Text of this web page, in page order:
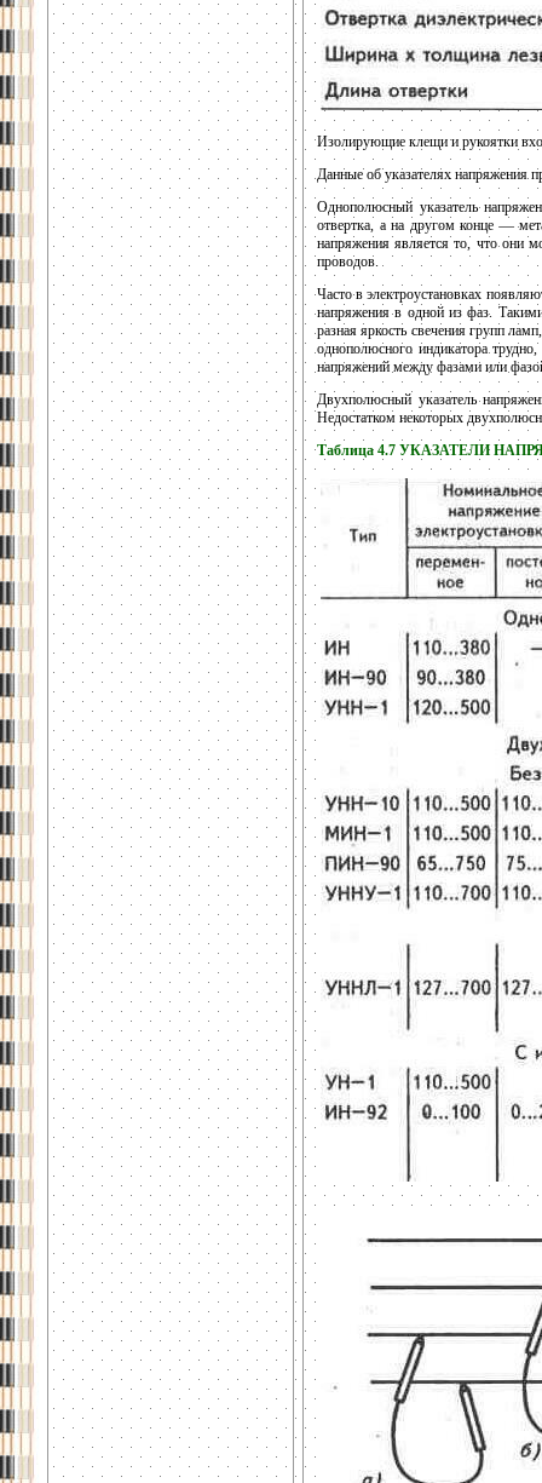
Изолирующие клещи и рукоятки
Данные об указателях напряжения
Однополюсный указатель
отвертка, а на другом конце —
напряжения является то, что они
проводов.
Часто в электроустановках
напряжения в одной из фаз. Такими
разная яркость свечения групп
однополюсного индикатора
напряжений между фазами или
Двухполюсный указатель
Недостатком некоторых
Таблица 4.7 УКАЗАТЕЛИ